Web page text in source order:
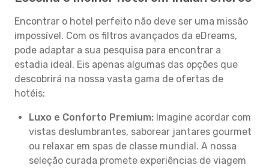
Encontrar o hotel perfeito não deve ser uma missão
impossível. Com os filtros avançados da eDreams,
pode adaptar a sua pesquisa para encontrar a
estadia ideal. Eis apenas algumas das opções que
descobrirá na nossa vasta gama de ofertas de
hotéis:
Luxo e Conforto Premium: Imagine acordar com
vistas deslumbrantes, saborear jantares gourmet
ou relaxar em spas de classe mundial. A nossa
seleção curada promete experiências de viagem